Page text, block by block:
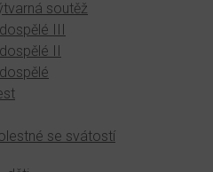
soutěž
III
II
se svátostí